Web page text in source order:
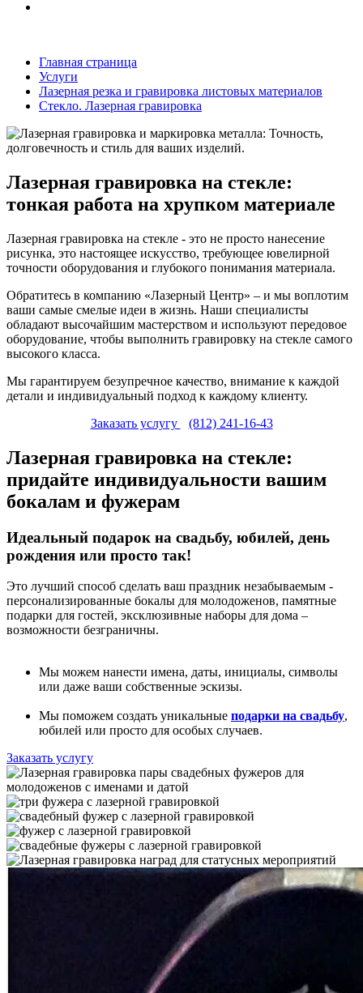
Главная страница
Услуги
Лазерная резка и гравировка листовых материалов
Стекло. Лазерная гравировка
Лазерная гравировка на стекле:
тонкая работа на хрупком материале
Лазерная гравировка на стекле - это не просто нанесение
рисунка, это настоящее искусство, требующее ювелирной
точности оборудования и глубокого понимания материала.
Обратитесь в компанию «Лазерный Центр» – и мы воплотим
ваши самые смелые идеи в жизнь. Наши специалисты
обладают высочайшим мастерством и используют передовое
оборудование, чтобы выполнить гравировку на стекле самого
высокого класса.
Мы гарантируем безупречное качество, внимание к каждой
детали и индивидуальный подход к каждому клиенту.
Заказать услугу
(812) 241-16-43
Лазерная гравировка на стекле:
придайте индивидуальности вашим
бокалам и фужерам
Идеальный подарок на свадьбу, юбилей, день
рождения или просто так!
Это лучший способ сделать ваш праздник незабываемым -
персонализированные бокалы для молодоженов, памятные
подарки для гостей, эксклюзивные наборы для дома –
возможности безграничны.
Мы можем нанести имена, даты, инициалы, символы
или даже ваши собственные эскизы.
Мы поможем создать уникальные подарки на свадьбу,
юбилей или просто для особых случаев.
Заказать услугу